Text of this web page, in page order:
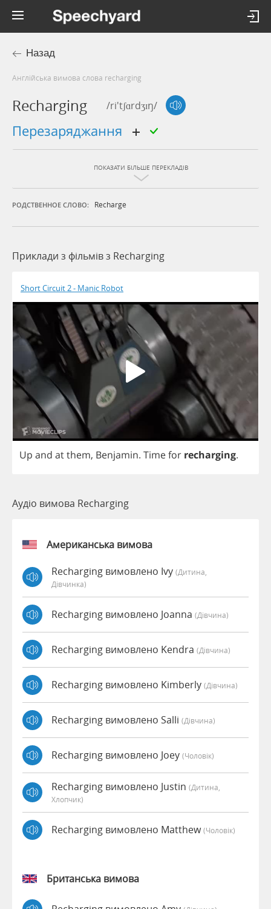
Назад
Англійська вимова слова recharging
Recharging /ri'tʃɑrdʒɪŋ/
перезаряджання
ПОКАЗАТИ БІЛЬШЕ ПЕРЕКЛАДІВ
РОДСТВЕННОЕ СЛОВО: Recharge
Приклади з фільмів з Recharging
Short Circuit 2 - Manic Robot
Up and atthem, Benjamin. Timefor recharging.
Аудіо вимова Recharging
Американська вимова
Recharging вимовлено Ivy (дитина,
Дівчинка)
Recharging вимовлено Joanna (дівчина)
Recharging вимовлено Kendra (дівчина)
Recharging вимовлено Kimberly (дівчина)
Recharging вимовлено Salli (дівчина)
Recharging вимовлено Joey (чоловік)
Recharging вимовлено Justin (дитина,
Хлопчик)
Recharging вимовлено Matthew(чоловік)
Британська вимова